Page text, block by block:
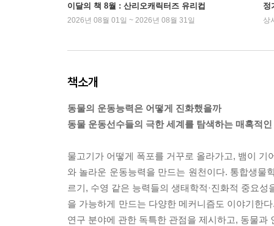
이달의 책 8월 : 산리오캐릭터즈 유리컵
2026년 08월 01일 ~ 2026년 08월 31일
정
상
책소개
동물의 운동능력은 어떻게 진화했을까
동물 운동선수들의 극한 세계를 탐색하는 매혹적
물고기가 어떻게 폭포를 거꾸로 올라가고, 뱀이
와 놀라운 운동능력을 만드는 원천이다. 통합생물
르기, 수영 같은 능력들의 생태학적·진화적 중요
을 가능하게 만드는 다양한 메커니즘도 이야기한
연구 분야에 관한 독특한 관점을 제시하고, 동물